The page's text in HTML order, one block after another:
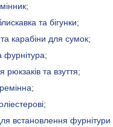
;
та бігунки;
карабіни для сумок;
фурнітура;
рюкзаків та взуття;
;
;
встановлення